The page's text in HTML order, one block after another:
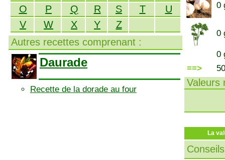
O
P Q R S T
U
V
W X Y
Z
Autres recettes comprenant :
Daurade
Recette de la dorade au four
0
0
0
==>
Valeurs
La